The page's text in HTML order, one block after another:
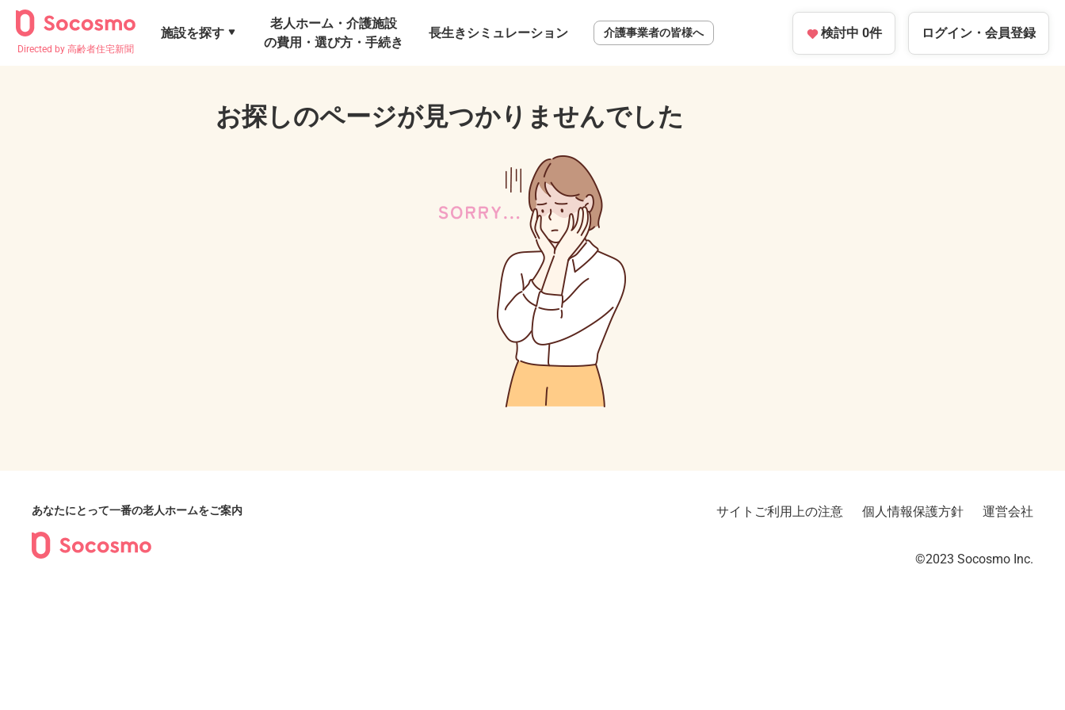
Directed by 高齢者住宅新聞
施設を探す
老人ホーム・介護施設
の費用・選び方・手続き
長生きシミュレーション 介護事業者の皆様へ 検討中 0件 ログイン・ 会員登録
お探しのページが見つかりませんでした
あなたにとって一番の老人ホームをご案内 サイトご利用上の注意 個人情報保護方針 運営会社
©2023︎ Socosmo Inc.